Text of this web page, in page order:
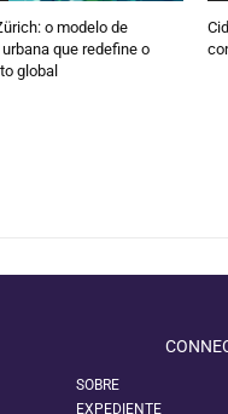
o modelo de
que redefine o
global
SOBRE
EXPEDIENTE